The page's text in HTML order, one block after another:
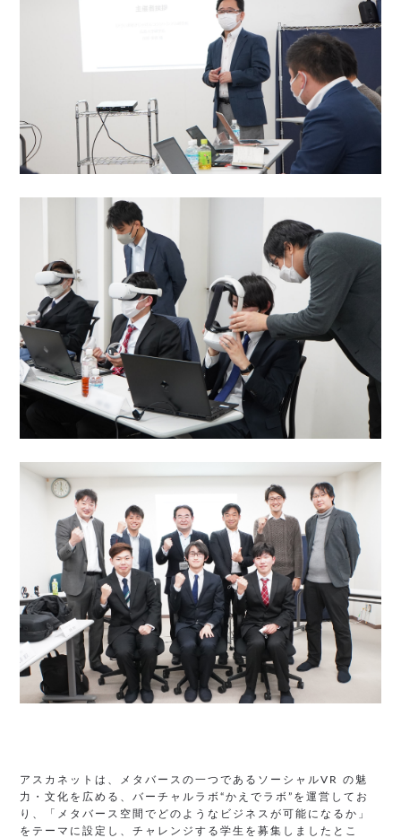
アスカネットは、メタバースの一つであるソーシャルVR の魅
力・文化を広める、バーチャルラボ“かえでラボ”を運営してお
り、「メタバース空間でどのようなビジネスが可能になるか」
をテーマに設定し、チャレンジする学生を募集しましたとこ